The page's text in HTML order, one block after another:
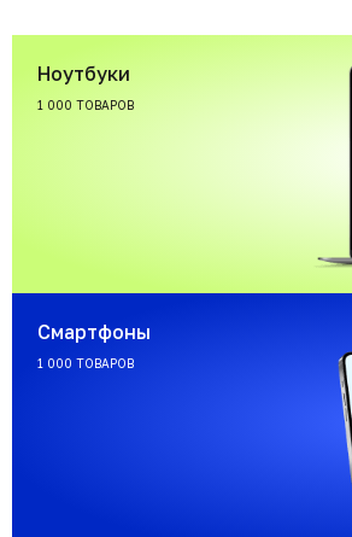
Ноутбуки
1 000 ТОВАРОВ
Смартфоны
1 000 ТОВАРОВ